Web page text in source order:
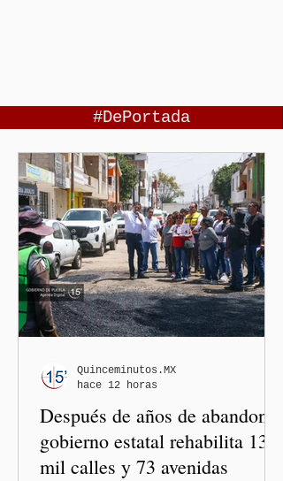
#DePortada
Después de años de abandono,
gobierno estatal rehabilita 13
mil calles y 73 avenidas
Quinceminutos.MX
hace 12 horas